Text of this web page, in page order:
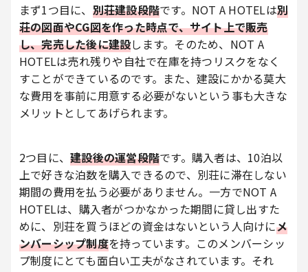
まず1つ目に、 別荘建設段階です。NOT A HOTELは別
荘の図面やCG図を作った時点で、サイト上で販売
し、完売した後に建設します。そのため、NOT A
HOTELは売れ残りや自社で在庫を持つリスクをなく
すことができているのです。また、建設にかかる莫大
な費用を事前に用意する必要がないという事も大きな
メリットとしてあげられます。
2つ目に、建設後の運営段階です。購入者は、10泊以
上で好きな泊数を購入できるので、別荘に滞在しない
期間の費用を払う必要がありません。一方でNOT A
HOTELは、購入者がつかなかった期間に貸し出すた
めに、別荘を買うほどの資金はないという人向けにメ
ンバーシップ制度を持っています。このメンバーシッ
プ制度にとても面白い工夫がなされています。それ